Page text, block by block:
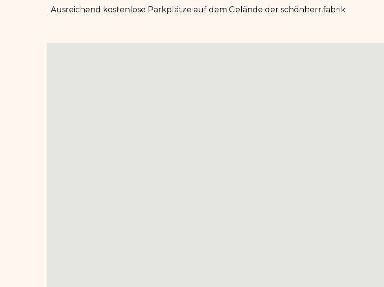
Ausreichend kostenlose Parkplätze auf dem Gelände der schönherr.fabrik